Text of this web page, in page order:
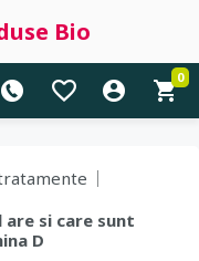
Bio
0
are si care sunt
D